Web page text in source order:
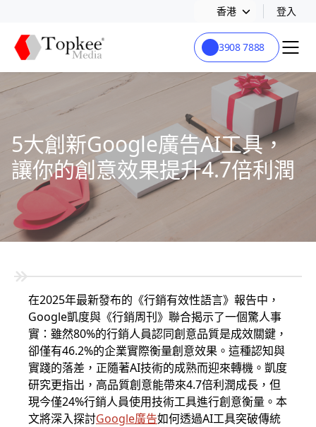
香港 登入
3908 7888
5大創新Google廣告AI工具，
讓你的創意效果提升4.7倍利潤
在2025年最新發布的《行銷有效性語言》報告中，
Google凱度與《行銷周刊》聯合揭示了一個驚人事
實：雖然80%的行銷人員認同創意品質是成效關鍵，
卻僅有46.2%的企業實際衡量創意效果。這種認知與
實踐的落差，正隨著AI技術的成熟而迎來轉機。凱度
研究更指出，高品質創意能帶來4.7倍利潤成長，但
現今僅24%行銷人員使用技術工具進行創意衡量。本
文將深入探討Google廣告如何透過AI工具突破傳統